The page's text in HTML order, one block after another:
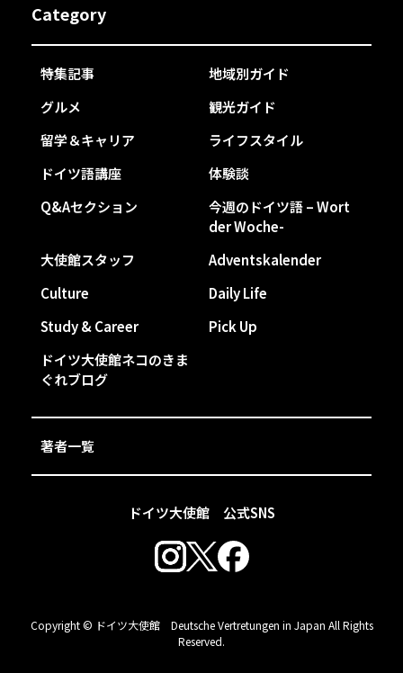
ドイツ大使館 公式SNS
Category
特集記事
地域別ガイド
グルメ
観光ガイド
留学＆キャリア
ライフスタイル
ドイツ語講座
体験談
Q&Aセクション
今週のドイツ語 – Wort
der Woche-
大使館スタッフ
Adventskalender
Culture
Daily Life
Study & Career
Pick Up
ドイツ大使館ネコのきま
ぐれブログ
著者一覧
Copyright © ドイツ大使館 Deutsche Vertretungen in Japan All Rights
Reserved.